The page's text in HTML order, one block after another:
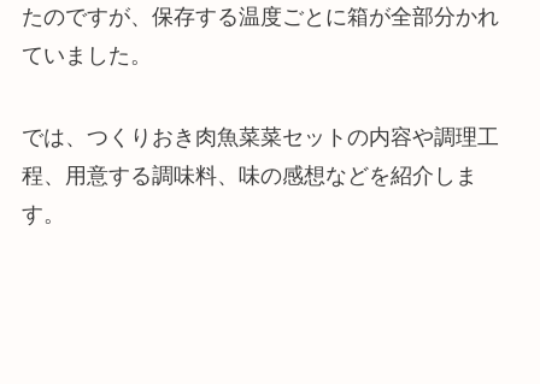
たのですが、保存する温度ごとに箱が全部分かれ
ていました。
では、つくりおき肉魚菜菜セットの内容や調理工
程、用意する調味料、味の感想などを紹介しま
す。